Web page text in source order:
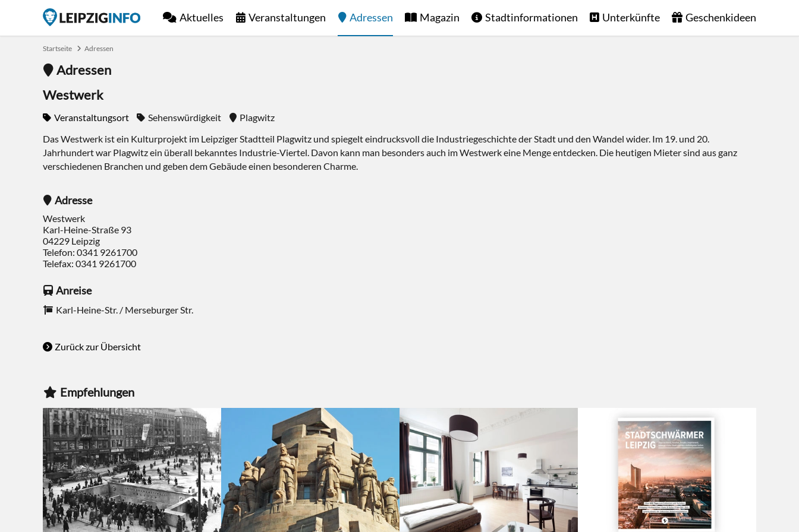
Aktuelles Veranstaltungen Adressen Magazin Stadtinformationen Unterkünfte Geschenkideen
Startseite Adressen
Adressen
Westwerk
Veranstaltungsort Sehenswürdigkeit
Plagwitz
Das Westwerk ist ein Kulturprojekt im Leipziger Stadtteil Plagwitz und spiegelt eindrucksvoll die Industriegeschichte der Stadt und den Wandel wider. Im 19. und 20.
Jahrhundert war Plagwitz ein überall bekanntes Industrie-Viertel. Davon kann man besonders auch im Westwerk eine Menge entdecken. Die heutigen Mieter sind aus ganz
verschiedenen Branchen und geben dem Gebäude einen besonderen Charme.
Adresse
Westwerk
Karl-Heine-Straße 93
04229 Leipzig
Telefon: 0341 9261700
Telefax: 0341 9261700
Anreise
Karl-Heine-Str. / Merseburger Str.
Zurück zur Übersicht
Empfehlungen